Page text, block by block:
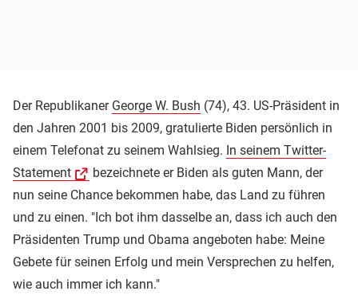
Der Republikaner George W. Bush (74), 43. US-Präsident in
den Jahren 2001 bis 2009, gratulierte Biden persönlich in
einem Telefonat zu seinem Wahlsieg. In seinem Twitter-
Statement
bezeichnete er Biden als guten Mann, der
nun seine Chance bekommen habe, das Land zu führen
und zu einen. "Ich bot ihm dasselbe an, dass ich auch den
Präsidenten Trump und Obama angeboten habe: Meine
Gebete für seinen Erfolg und mein Versprechen zu helfen,
wie auch immer ich kann."